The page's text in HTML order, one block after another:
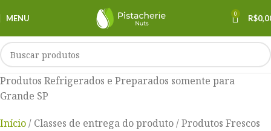
MENU 0 R$
Produtos Refrigerados e Preparados somente para
Grande SP
Início Classes de entrega do produto Produtos Frescos